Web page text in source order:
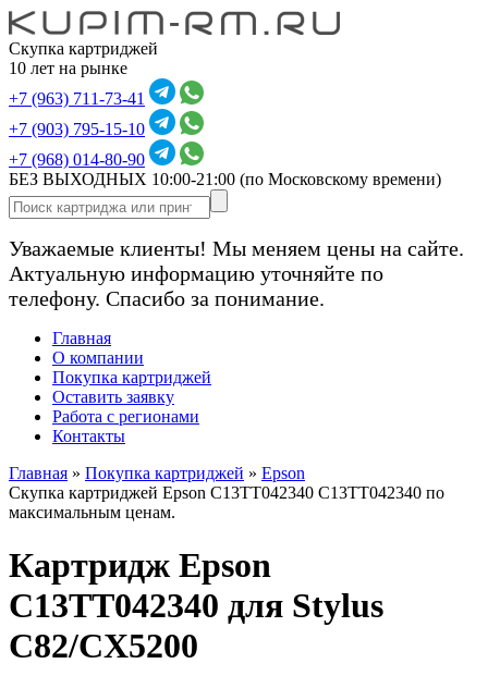
Скупка картриджей
10 лет на рынке
+7 (963) 711-73-41
+7 (903) 795-15-10
+7 (968) 014-80-90
БЕЗ ВЫХОДНЫХ 10:00-21:00 (по Московскому времени)
Уважаемые клиенты! Мы меняем цены на сайте.
Актуальную информацию уточняйте по
телефону. Спасибо за понимание.
Главная
О компании
Покупка картриджей
Оставить заявку
Работа с регионами
Контакты
Главная » Покупка картриджей » Epson
Скупка картриджей Epson C13TT042340 C13TT042340 по
максимальным ценам.
Картридж Epson
C13TT042340 для Stylus
C82/CX5200